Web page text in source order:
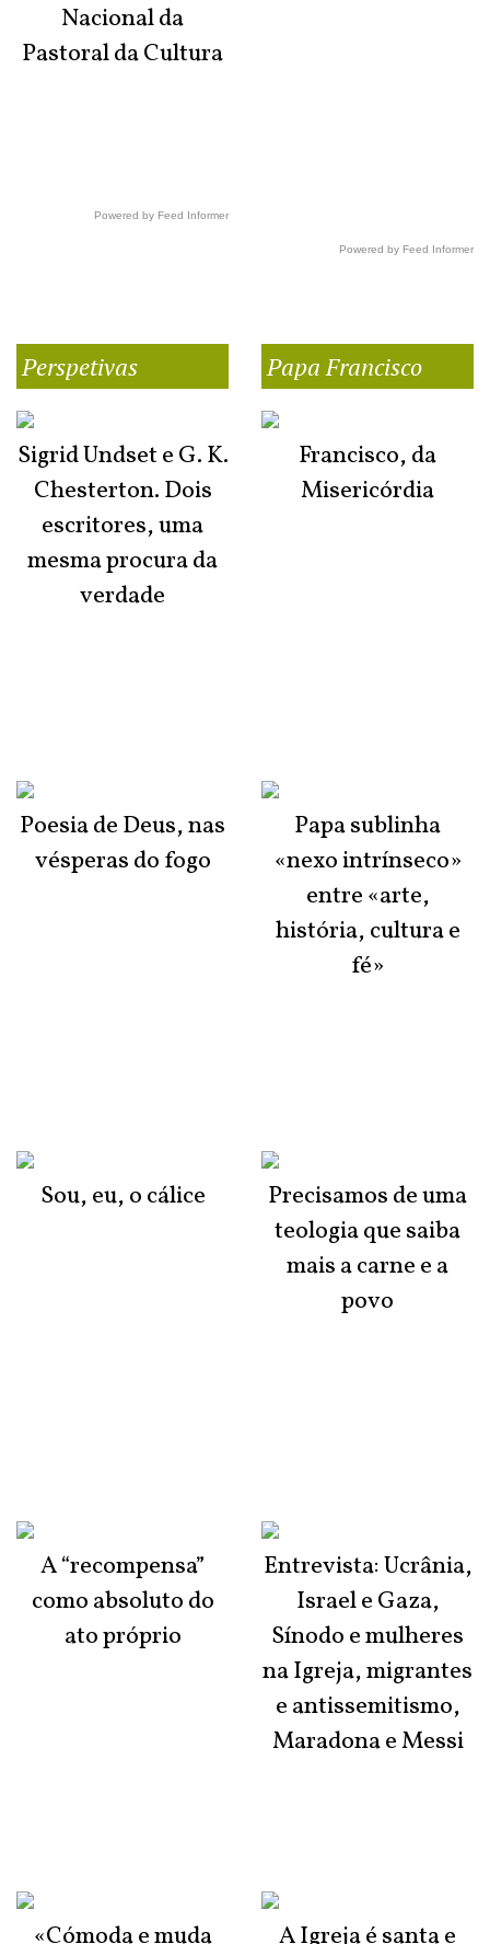
Nacional da
Pastoral da Cultura
Powered by Feed Informer
Powered by Feed Informer
Perspetivas
Sigrid Undset e G. K.
Chesterton. Dois
escritores, uma
mesma procura da
verdade
Poesia de Deus, nas
vésperas do fogo
Sou, eu, o cálice
A “recompensa”
como absoluto do
ato próprio
Papa Francisco
Francisco, da
Misericórdia
Papa sublinha
«nexo intrínseco»
entre «arte,
história, cultura e
fé»
Precisamos de uma
teologia que saiba
mais a carne e a
povo
Entrevista: Ucrânia,
Israel e Gaza,
Sínodo e mulheres
na Igreja, migrantes
e antissemitismo,
Maradona e Messi